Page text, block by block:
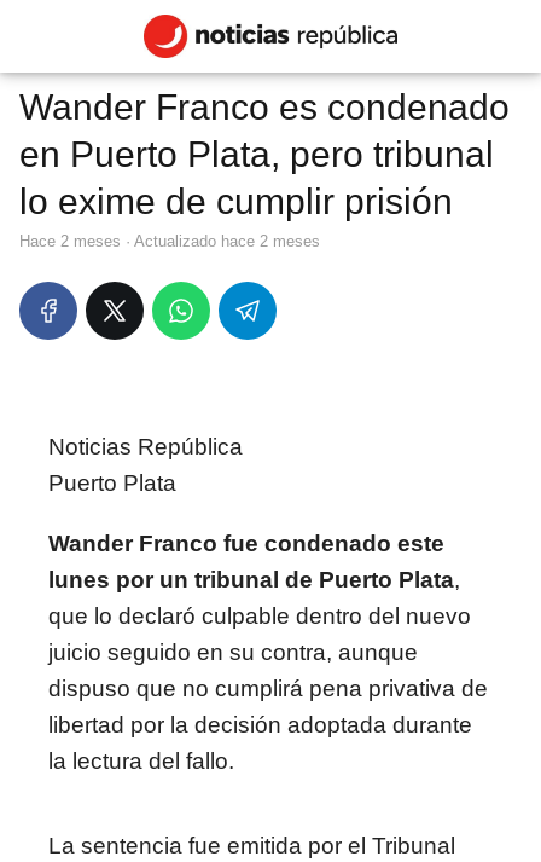
Wander Franco es condenado
en Puerto Plata, pero tribunal
lo exime de cumplir prisión
hace 2 meses · Actualizado hace 2 meses
Noticias República
Puerto Plata
Wander Franco fue condenado este
lunes por un tribunal de Puerto Plata,
que lo declaró culpable dentro del nuevo
juicio seguido en su contra, aunque
dispuso que no cumplirá pena privativa de
libertad por la decisión adoptada durante
la lectura del fallo.
La sentencia fue emitida por el Tribunal